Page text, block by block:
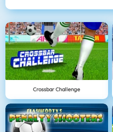
Crossbar Challenge